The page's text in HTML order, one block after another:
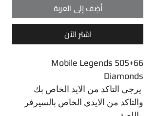
أضِف إلى العربة
اشترِ الآن
Mobile Legends 505+66
Diamonds
والتاكد من الايدي الخاص بالسيرفر